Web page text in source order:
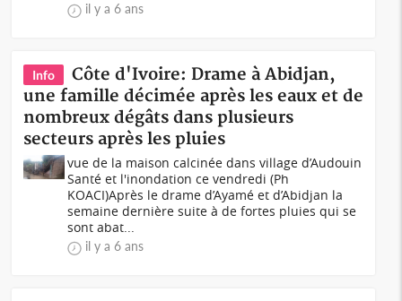
il y a 6 ans
Info
Côte d'Ivoire: Drame à Abidjan,
une famille décimée après les eaux et de
nombreux dégâts dans plusieurs
secteurs après les pluies
vue de la maison calcinée dans village d’Audouin
Santé et l'inondation ce vendredi (Ph
KOACI)Après le drame d’Ayamé et d’Abidjan la
semaine dernière suite à de fortes pluies qui se
sont abat...
il y a 6 ans